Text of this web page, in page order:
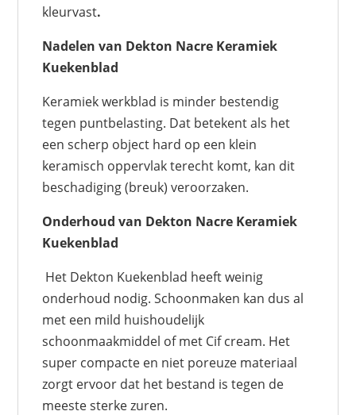
kleurvast.
Nadelen van Dekton Nacre Keramiek
Kuekenblad
Keramiek werkblad is minder bestendig
tegen puntbelasting. Dat betekent als het
een scherp object hard op een klein
keramisch oppervlak terecht komt, kan dit
beschadiging (breuk) veroorzaken.
Onderhoud van Dekton Nacre Keramiek
Kuekenblad
Het Dekton Kuekenblad heeft weinig
onderhoud nodig. Schoonmaken kan dus al
met een mild huishoudelijk
schoonmaakmiddel of met Cif cream. Het
super compacte en niet poreuze materiaal
zorgt ervoor dat het bestand is tegen de
meeste sterke zuren.